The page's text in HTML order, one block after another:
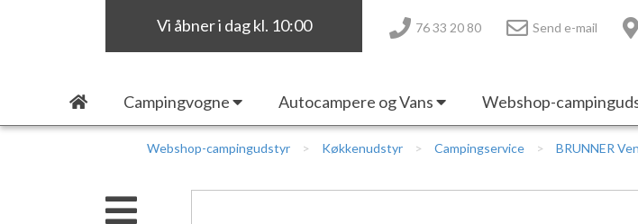
Vi åbner i dag kl. 10:00 76 33 20 80 Send e-mail
Campingvogne Autocampere og Vans Webshop-
Webshop-campingudstyr Køkkenudstyr Campingservice BRUNNER